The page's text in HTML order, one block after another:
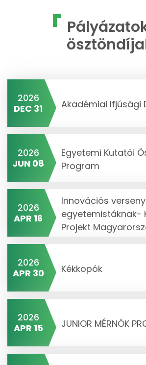
2026
DEC 31
Akadémiai Ifjúsági
2026
JUN 08
Egyetemi Kutatói
Program
2026
APR 16
Innovációs verseny
egyetemistáknak-
Projekt
2026
APR 30
Kékkopók
2026
APR 15
JUNIOR MÉRNÖK